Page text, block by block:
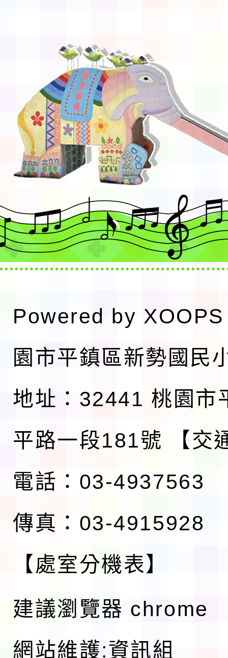
Powered by XOOPS
園市平鎮區新勢國民
地址：32441 桃園市
平路一段181號
【交
電話：03-4937563
傳真：03-4915928
【處室分機表】
建議瀏覽器 chrome
網站維護:資訊組